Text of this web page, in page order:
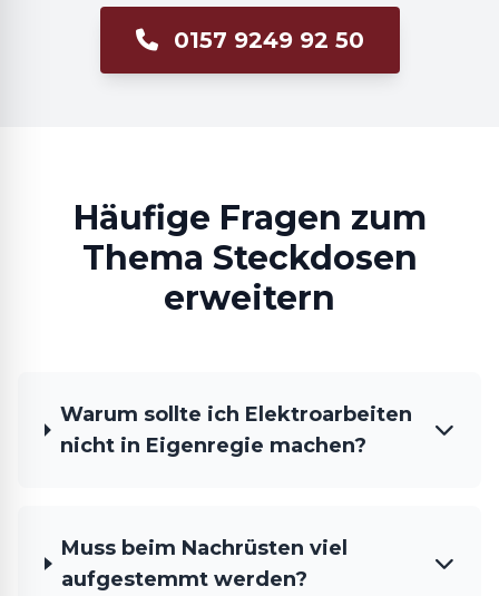
0157 9249 92 50
Häufige Fragen zum
Thema Steckdosen
erweitern
Warum sollte ich Elektroarbeiten
nicht in Eigenregie machen?
Muss beim Nachrüsten viel
aufgestemmt werden?